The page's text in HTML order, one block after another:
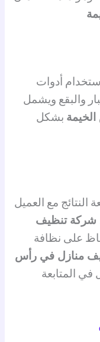
أدوات
والبقع ويشمل
بشكل
النتائج مع العميل
شركة تنظيف
على نظافة
منازل في رأس
المتابعة